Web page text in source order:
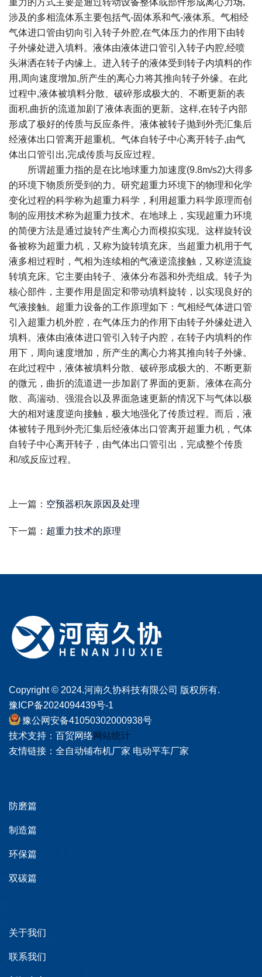
涉及的多相流体系主要包括气-固体系和气-液体系。气相经
气体进口管由切向引入转子外腔,在气体压力的作用下由转
子外缘处进入填料。液体由液体进口管引入转子内腔,经喷
头淋洒在转子内缘上。进入转子的液体受到转子内填料的作
用,周向速度增加,所产生的离心力将其推向转子外缘。在此
过程中,液体被填料分散、破碎形成极大的、不断更新的表
面积,曲折的流道加剧了液体表面的更新。这样,在转子内部
形成了极好的传质与反应条件。液体被转子抛到外壳汇集后
经液体出口管离开超重机。气体自转子中心离开转子,由气
体出口管引出,完成传质与反应过程。
所谓超重力指的是在比地球重力加速度(9.8m/s2)大得多
的环境下物质所受到的力。研究超重力环境下的物理和化学
变化过程的科学称为超重力科学，利用超重力科学原理而创
制的应用技术称为超重力技术。在地球上，实现超重力环境
的简便方法是通过旋转产生离心力而模拟实现。这样旋转设
备被称为超重力机，又称为旋转填充床。当超重力机用于气
液多相过程时，气相为连续相的气液逆流接触，又称逆流旋
转填充床。它主要由转子、液体分布器和外壳组成。转子为
核心部件，主要作用是固定和带动填料旋转，以实现良好的
气液接触。超重力设备的工作原理如下：气相经气体进口管
引入超重力机外腔，在气体压力的作用下由转子外缘处进入
填料。液体由液体进口管引入转子内腔，在转子内填料的作
用下，周向速度增加，所产生的离心力将其推向转子外缘。
在此过程中，液体被填料分散、破碎形成极大的、不断更新
的微元，曲折的流道进一步加剧了界面的更新。液体在高分
散、高湍动、强混合以及界面急速更新的情况下与气体以极
大的相对速度逆向接触，极大地强化了传质过程。而后，液
体被转子甩到外壳汇集后经液体出口管离开超重力机，气体
自转子中心离开转子，由气体出口管引出，完成整个传质
和/或反应过程。
上一篇： 空预器积灰原因及处理
下一篇： 超重力技术的原理
Copyright © 2024.河南久协科技有限公司 版权所有.
豫ICP备2024094439号-1
豫公网安备41050302000938号
技术支持： 百贸网络网站统计
友情链接： 全自动铺布机厂家 电动平车厂家
防磨篇
制造篇
环保篇
双碳篇
关于我们
联系我们